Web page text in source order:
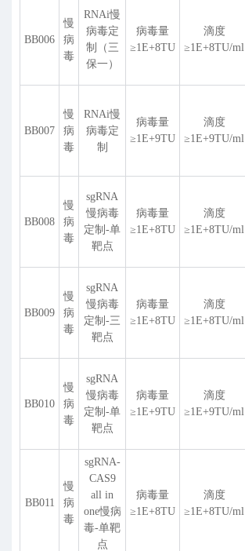
BB006
慢
病
毒
RNAi慢
病毒定
制（三
保一）
病毒量
≥1E+8TU
滴度
≥1E+8TU/ml
BB007
慢
病
毒
RNAi慢
病毒定
制
病毒量
≥1E+9TU
滴度
≥1E+9TU/ml
BB008
慢
病
毒
sgRNA
慢病毒
定制-单
靶点
病毒量
≥1E+8TU
滴度
≥1E+8TU/ml
BB009
慢
病
毒
sgRNA
慢病毒
定制-三
靶点
病毒量
≥1E+8TU
滴度
≥1E+8TU/ml
BB010
慢
病
毒
sgRNA
慢病毒
定制-单
靶点
病毒量
≥1E+9TU
滴度
≥1E+9TU/ml
BB011
慢
病
毒
sgRNA-
CAS9
all in
one慢病
毒-单靶
点
病毒量
≥1E+8TU
滴度
≥1E+8TU/ml